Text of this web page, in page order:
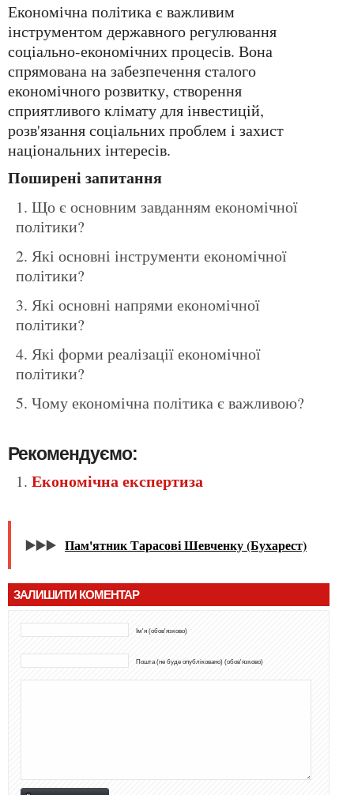
Економічна політика є важливим
інструментом державного регулювання
соціально-економічних процесів. Вона
спрямована на забезпечення сталого
економічного розвитку, створення
сприятливого клімату для інвестицій,
розв'язання соціальних проблем і захист
національних інтересів.
Поширені запитання
Що є основним завданням економічної
політики?
Які основні інструменти економічної
політики?
Які основні напрями економічної
політики?
Які форми реалізації економічної
політики?
Чому економічна політика є важливою?
Рекомендуємо:
Економічна експертиза
▶️▶️▶️ Пам'ятник Тарасові Шевченку (Бухарест)
ЗАЛИШИТИ КОМЕНТАР
Ім'я (обов'язково)
Пошта (не буде опубліковано) (обов'язково)